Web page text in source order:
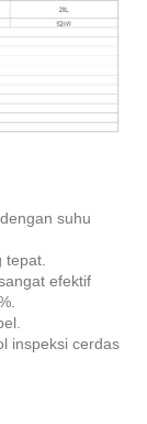
suhu
efektif
inspeksi cerdas